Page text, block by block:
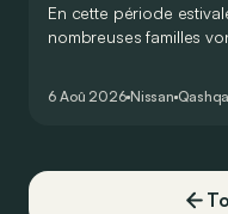
En cette période
nombreuses familles
Qashqai e-Power, il
6 Aoû 2026 Nissan